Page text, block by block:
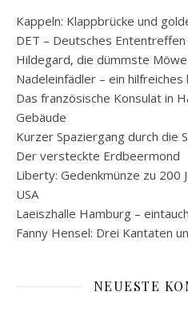
Kappeln: Klappbrücke und
DET – Deutsches
Hildegard, die dümmste
Nadeleinfädler – ein
Das französische Konsulat in
Gebäude
Kurzer Spaziergang durch die
Der versteckte Erdbeermond
Liberty: Gedenkmünze zu 200
USA
Laeiszhalle Hamburg –
Fanny Hensel: Drei Kantaten
NEUESTE